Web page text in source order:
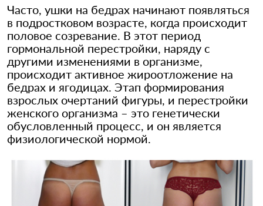
Часто, ушки на бедрах начинают появляться
в подростковом возрасте, когда происходит
половое созревание. В этот период
гормональной перестройки, наряду с
другими изменениями в организме,
происходит активное жироотложение на
бедрах и ягодицах. Этап формирования
взрослых очертаний фигуры, и перестройки
женского организма – это генетически
обусловленный процесс, и он является
физиологической нормой.